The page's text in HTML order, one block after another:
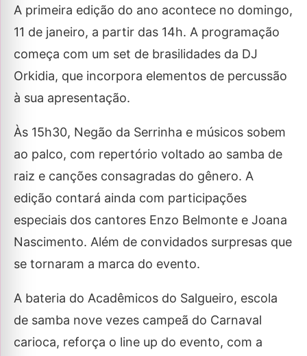
A primeira edição do ano acontece no domingo,
11 de janeiro, a partir das 14h. A programação
começa com um set de brasilidades da DJ
Orkidia, que incorpora elementos de percussão
à sua apresentação.
Às 15h30, Negão da Serrinha e músicos sobem
ao palco, com repertório voltado ao samba de
raiz e canções consagradas do gênero. A
edição contará ainda com participações
especiais dos cantores Enzo Belmonte e Joana
Nascimento. Além de convidados surpresas que
se tornaram a marca do evento.
A bateria do Acadêmicos do Salgueiro, escola
de samba nove vezes campeã do Carnaval
carioca, reforça o line up do evento, com a